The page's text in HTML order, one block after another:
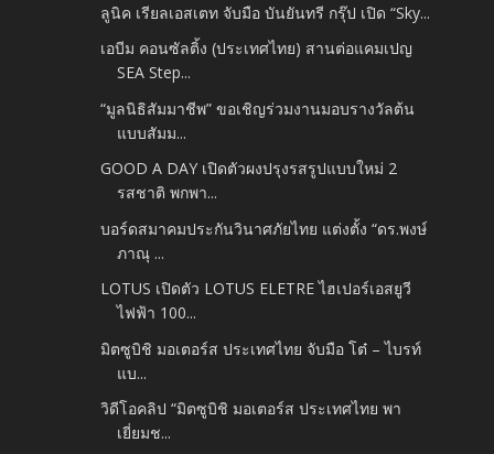
ลูนิค เรียลเอสเตท จับมือ บันยันทรี กรุ๊ป เปิด “Sky...
เอบีม คอนซัลติ้ง (ประเทศไทย) สานต่อแคมเปญ
SEA Step...
“มูลนิธิสัมมาชีพ” ขอเชิญร่วมงานมอบรางวัลต้น
แบบสัมม...
GOOD A DAY เปิดตัวผงปรุงรสรูปแบบใหม่ 2
รสชาติ พกพา...
บอร์ดสมาคมประกันวินาศภัยไทย แต่งตั้ง “ดร.พงษ์
ภาณุ ...
LOTUS เปิดตัว LOTUS ELETRE ไฮเปอร์เอสยูวี
ไฟฟ้า 100...
มิตซูบิชิ มอเตอร์ส ประเทศไทย จับมือ โต๋ – ไบรท์
แบ...
วิดีโอคลิป “มิตซูบิชิ มอเตอร์ส ประเทศไทย พา
เยี่ยมช...